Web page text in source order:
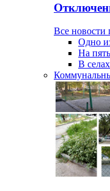
Все новости
Одно
На
В